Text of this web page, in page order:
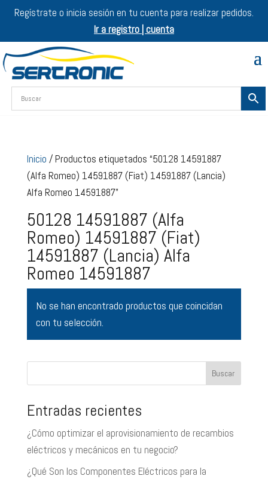
Regístrate o inicia sesión en tu cuenta para realizar pedidos.
Ir a registro | cuenta
Inicio / Productos etiquetados “50128 14591887
(Alfa Romeo) 14591887 (Fiat) 14591887 (Lancia)
Alfa Romeo 14591887”
50128 14591887 (Alfa
Romeo) 14591887 (Fiat)
14591887 (Lancia) Alfa
Romeo 14591887
No se han encontrado productos que coincidan
con tu selección.
Buscar
Entradas recientes
¿Cómo optimizar el aprovisionamiento de recambios
eléctricos y mecánicos en tu negocio?
¿Qué Son los Componentes Eléctricos para la